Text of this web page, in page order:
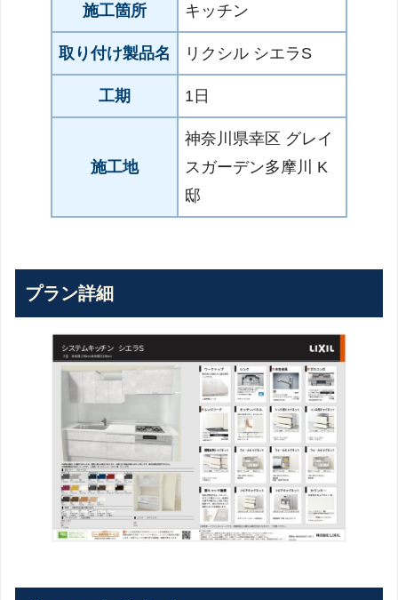
施工箇所 キッチン
取り付け製品名 リクシル シエラS
工期 1日
施工地
神奈川県幸区 グレイ
スガーデン多摩川 K
邸
プラン詳細